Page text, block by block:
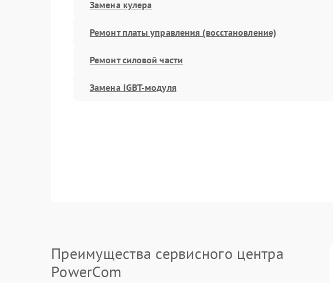
Замена кулера
Ремонт платы управления (восстановление)
Ремонт силовой части
Замена IGBT-модуля
Преимущества сервисного центра
PowerCom